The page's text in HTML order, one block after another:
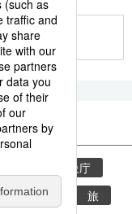
気象庁
観光 旅